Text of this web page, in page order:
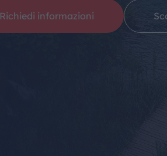
Richiedi informazioni